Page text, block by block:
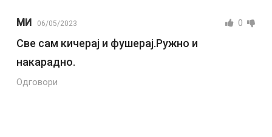
МИ 06/05/2023 0
Све сам кичерај и фушерај.Ружно и
накарадно.
Одговори